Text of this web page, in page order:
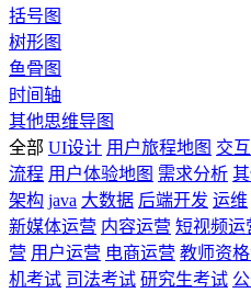
括号图
树形图
鱼骨图
时间轴
其他思维导图
全部 UI设计 用户旅程地图 交
流程 用户体验地图 需求分析
架构 java 大数据 后端开发 运维
新媒体运营 内容运营 短视频运
营 用户运营 电商运营 教师资
机考试 司法考试 研究生考试